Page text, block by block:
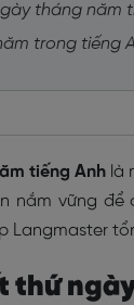
tháng năm
trong tiếng
tiếng Anh là
nắm vững để
Langmaster
thứ